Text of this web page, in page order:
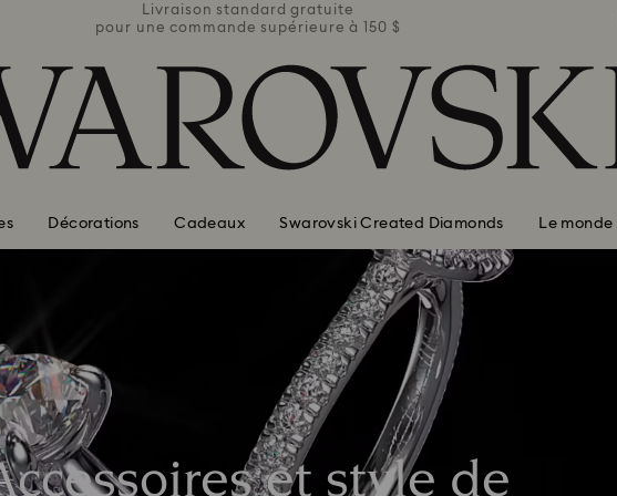
Livraison standard gratuite
pour une commande supérieure à 150 $
Livraison
pour une commande
Décorations Cadeaux Swarovski Created Diamonds Le
et style de